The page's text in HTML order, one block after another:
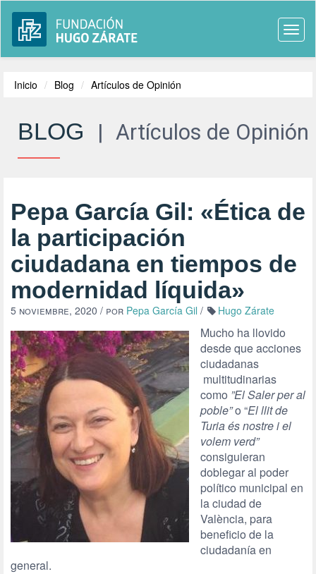
Inicio Blog Artículos de Opinión
BLOG | Artículos de Opinión
Pepa García Gil: «Ética de
la participación
ciudadana en tiempos de
modernidad líquida»
5 noviembre, 2020 / por Pepa García Gil / Hugo Zárate
Mucho ha llovido
desde que acciones
ciudadanas
multitudinarias
como ”El Saler per al
poble”o “El llit de
Turia és nostre i el
volem verd”
consiguieran
doblegar al poder
político municipal en
la ciudad de
València, para
beneficio de la
ciudadanía en
general.